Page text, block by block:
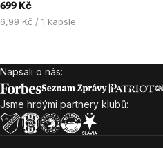
699 Kč
Měrná
6,99 Kč / 1 kapsle
Zápatí
Napsali o nás:
Jsme hrdými partnery klubů: